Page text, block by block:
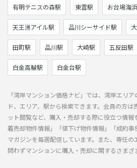
有明テニスの森駅 東雲駅 お台場海
天王洲アイル駅 品川シーサイド駅
田町駅 品川駅 大崎駅 五反田駅
白金高輪駅 白金台駅
「湾岸マンション価格ナビ」では、湾岸エリ
ド、エリア、駅から検索できます。会員の方
ット閲覧など、購入・売却する際に役立つ情
着売却物件情報」「値下げ物件情報」「成約
マガジンを毎週配信しています。また、専任の
問わずマンションに購入・売却に関するさまざ